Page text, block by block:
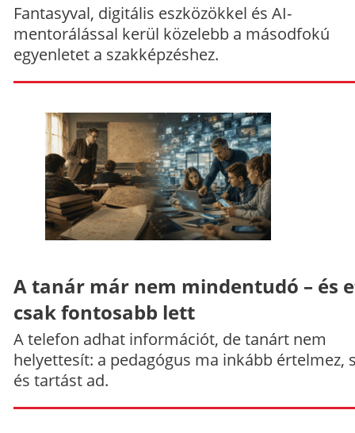
Fantasyval, digitális eszközökkel és AI-
mentorálással kerül közelebb a másodfokú
egyenletet a szakképzéshez.
A tanár már nem mindentudó – és
csak fontosabb lett
A telefon adhat információt, de tanárt nem
helyettesít: a pedagógus ma inkább értelmez,
és tartást ad.